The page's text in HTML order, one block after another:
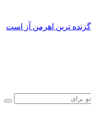
ترین اهرمن آز است